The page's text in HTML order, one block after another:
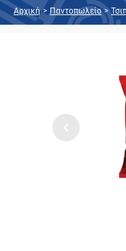
Αρχική > Παντοπωλείο >